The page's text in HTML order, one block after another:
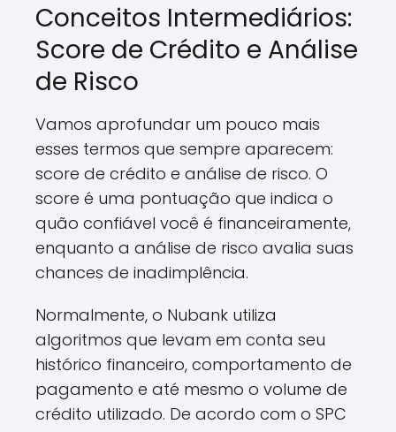
Conceitos Intermediários:
Score de Crédito e Análise
de Risco
Vamos aprofundar um pouco mais
esses termos que sempre aparecem:
score de crédito e análise de risco. O
score é uma pontuação que indica o
quão confiável você é financeiramente,
enquanto a análise de risco avalia suas
chances de inadimplência.
Normalmente, o Nubank utiliza
algoritmos que levam em conta seu
histórico financeiro, comportamento de
pagamento e até mesmo o volume de
crédito utilizado. De acordo com o SPC